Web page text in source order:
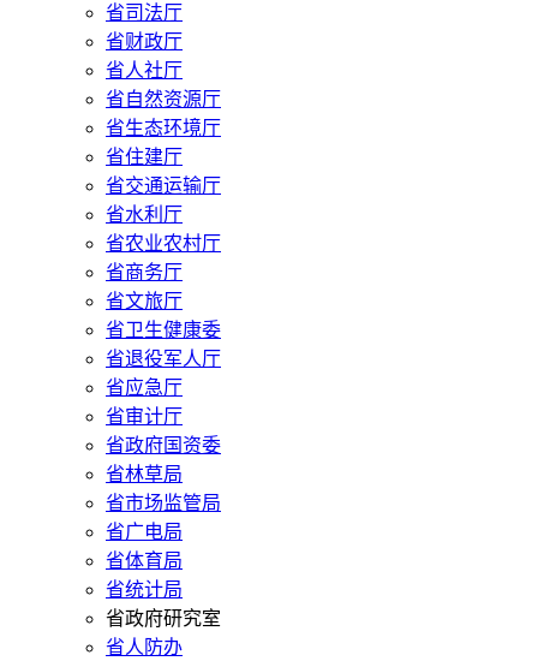
省司法厅
省财政厅
省人社厅
省自然资源厅
省生态环境厅
省住建厅
省交通运输厅
省水利厅
省农业农村厅
省商务厅
省文旅厅
省卫生健康委
省退役军人厅
省应急厅
省审计厅
省政府国资委
省林草局
省市场监管局
省广电局
省体育局
省统计局
省政府研究室
省人防办